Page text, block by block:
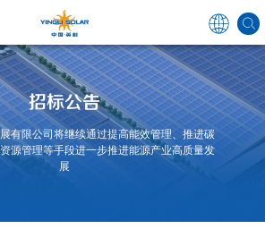
Global
招标公告
有限公司将继续通过提高能效管理、推进碳
源管理等手段进一步推进能源产业高质量发
展